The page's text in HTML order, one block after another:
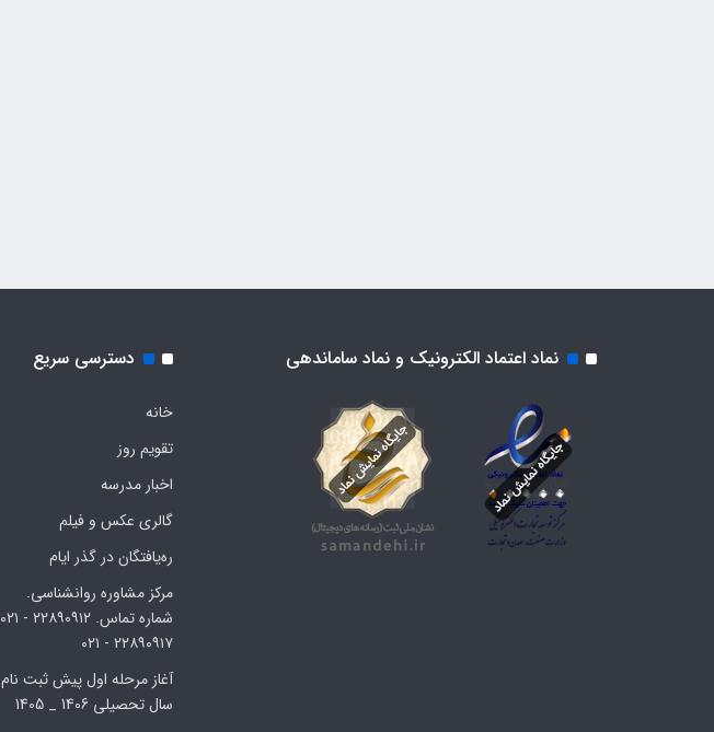
نماد اعتماد الکترونیک و نماد ساماندهی دسترسی سریع
خانه
تقویم روز
اخبار مدرسه
گالری عکس و فیلم
ره‌یافتگان در گذر ایام
مرکز مشاوره روانشناسی.
۲۲۸۹۰۹۱۷ - ۰۲۱
آغاز مرحله اول پیش ثبت نام
سال تحصیلی 1406 _ 1405